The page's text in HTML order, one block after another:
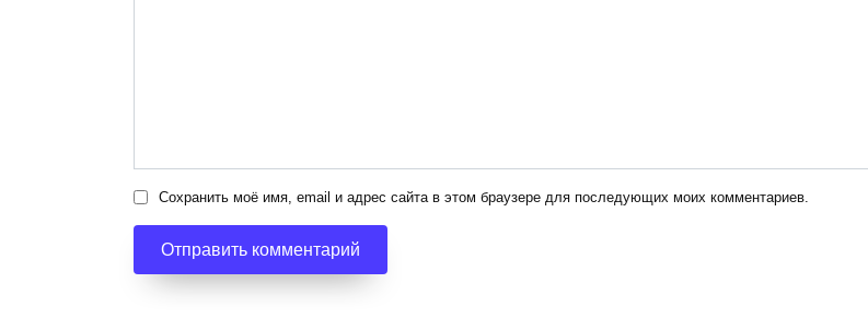
Сохранить моё имя, email и адрес сайта в этом браузере для последующих моих комментариев.